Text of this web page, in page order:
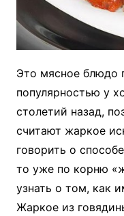
Это мясное блюдо
популярностью у
столетий назад,
считают жаркое
говорить о
то уже по корню
узнать о том, как
Жаркое из